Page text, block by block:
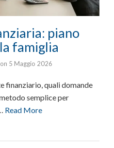
piano
famiglia
on 5 Maggio 2026
finanziario, quali domande
semplice per
Read More